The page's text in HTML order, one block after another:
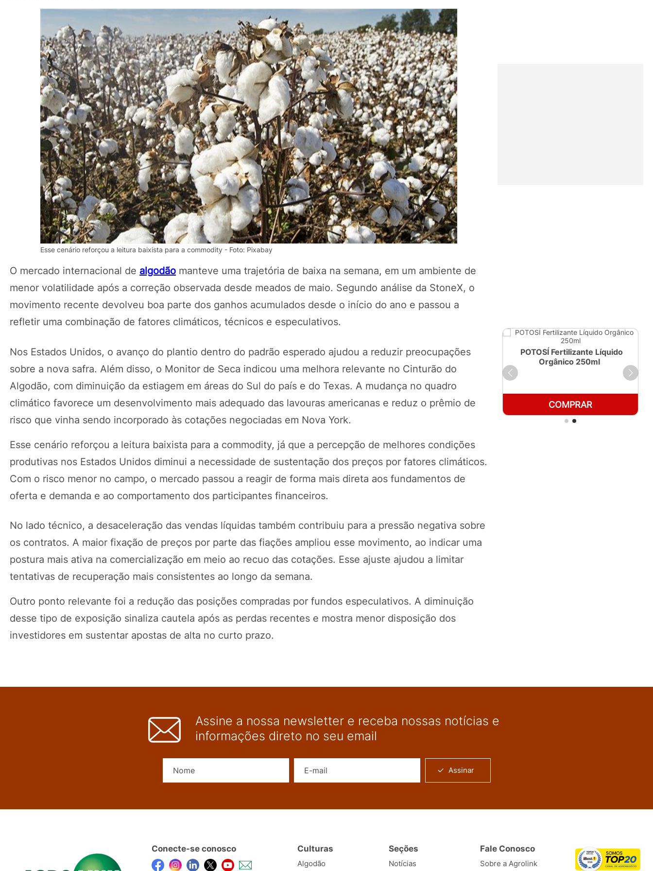
Esse cenário reforçou a leitura baixista para a commodity - Foto: Pixabay
O mercado internacional de algodão manteve uma trajetória de baixa na semana, em um ambiente de
menor volatilidade após a correção observada desde meados de maio. Segundo análise da StoneX, o
movimento recente devolveu boa parte dos ganhos acumulados desde o início do ano e passou a
refletir uma combinação de fatores climáticos, técnicos e especulativos.
Nos Estados Unidos, o avanço do plantio dentro do padrão esperado ajudou a reduzir preocupações
sobre a nova safra. Além disso, o Monitor de Seca indicou uma melhora relevante no Cinturão do
Algodão, com diminuição da estiagem em áreas do Sul do país e do Texas. A mudança no quadro
climático favorece um desenvolvimento mais adequado das lavouras americanas e reduz o prêmio de
risco que vinha sendo incorporado às cotações negociadas em Nova York.
Esse cenário reforçou a leitura baixista para a commodity, já que a percepção de melhores condições
produtivas nos Estados Unidos diminui a necessidade de sustentação dos preços por fatores climáticos.
Com o risco menor no campo, o mercado passou a reagir de forma mais direta aos fundamentos de
oferta e demanda e ao comportamento dos participantes financeiros.
No lado técnico, a desaceleração das vendas líquidas também contribuiu para a pressão negativa sobre
os contratos. A maior fixação de preços por parte das fiações ampliou esse movimento, ao indicar uma
postura mais ativa na comercialização em meio ao recuo das cotações. Esse ajuste ajudou a limitar
tentativas de recuperação mais consistentes ao longo da semana.
Outro ponto relevante foi a redução das posições compradas por fundos especulativos. A diminuição
desse tipo de exposição sinaliza cautela após as perdas recentes e mostra menor disposição dos
investidores em sustentar apostas de alta no curto prazo.
POTOSÍ Fertilizante Líquido
COMPRAR
POTOSÍ Fertilizante Líquido
Orgânico 250ml
COMPRAR
Assine a nossa newsletter e receba nossas notícias e
informações direto no seu email
Assinar
Conecte-se conosco Culturas
Algodão
Seções
Notícias
Fale Conosco
Sobre a Agrolink